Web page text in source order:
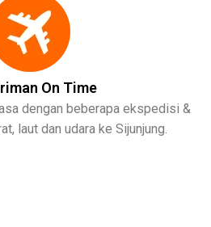
On Time
dengan beberapa ekspedisi &
laut dan udara ke Sijunjung.